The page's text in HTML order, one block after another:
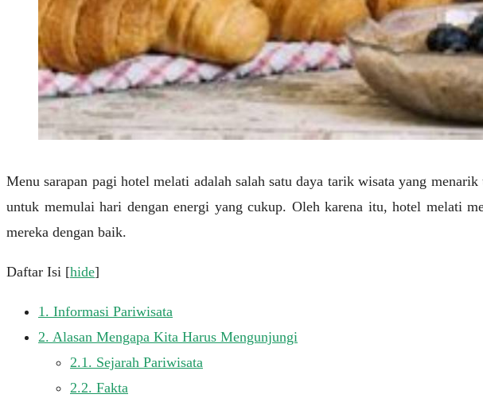
Menu sarapan pagi hotel melati adalah salah satu daya tarik wisata yang
untuk memulai hari dengan energi yang cukup. Oleh karena itu, hotel melati
mereka dengan baik.
Daftar Isi [hide]
1. Informasi Pariwisata
2. Alasan Mengapa Kita Harus Mengunjungi
2.1. Sejarah Pariwisata
2.2. Fakta